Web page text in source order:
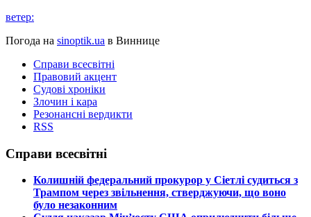
ветер:
Погода на sinoptik.ua в Виннице
Справи всесвітні
Правовий акцент
Судові хроніки
Злочин і кара
Резонансні вердикти
RSS
Справи всесвітні
​Колишній федеральний прокурор у Сіетлі судиться з
Трампом через звільнення, стверджуючи, що воно
було незаконним